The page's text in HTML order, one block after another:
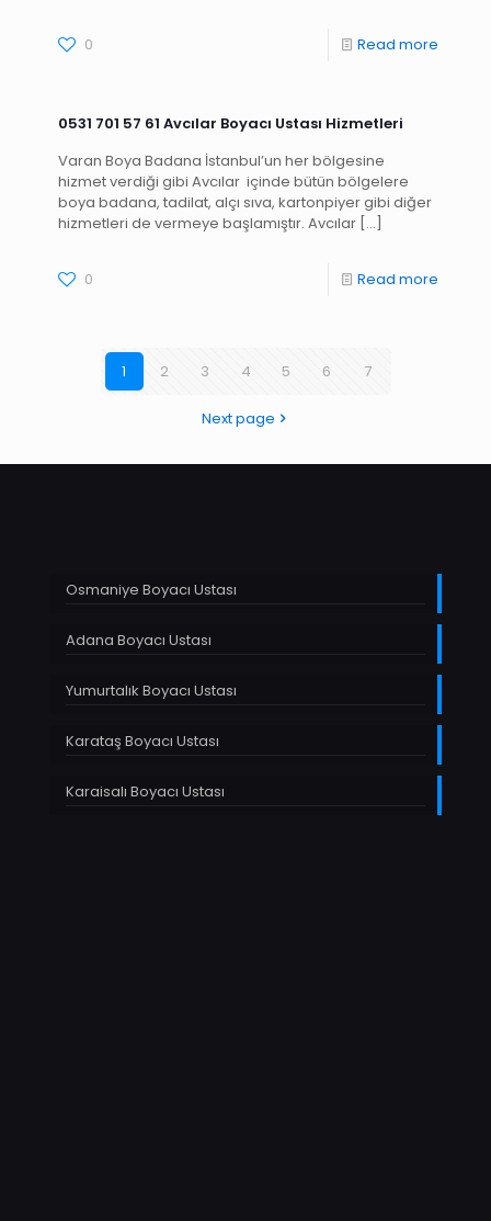
0 Read more
0531 701 57 61 Avcılar Boyacı Ustası Hizmetleri
Varan Boya Badana İstanbul’un her bölgesine
hizmet verdiği gibi Avcılar içinde bütün bölgelere
boya badana, tadilat, alçı sıva, kartonpiyer gibi diğer
hizmetleri de vermeye başlamıştır. Avcılar […]
0 Read more
1 2 3 4 5 6 7
Next page
Osmaniye Boyacı Ustası
Adana Boyacı Ustası
Yumurtalık Boyacı Ustası
Karataş Boyacı Ustası
Karaisalı Boyacı Ustası